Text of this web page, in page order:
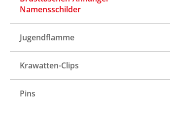
Namensschilder
Jugendflamme
Krawatten-Clips
Pins